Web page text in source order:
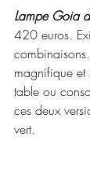
Lampe Goia
420 euros.
magnifique et
table ou
ces deux
vert.